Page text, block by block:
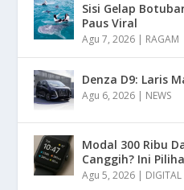
Sisi Gelap
Paus Viral
Agu 7, 2026 | RAGAM
Denza D9: Laris
Agu 6, 2026 | NEWS
Modal 300 Ribu
Canggih? Ini
Agu 5, 2026 | DIGITAL